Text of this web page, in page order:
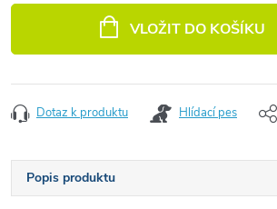
VLOŽIT DO KOŠÍKU
Dotaz k produktu Hlídací pes
Popis produktu